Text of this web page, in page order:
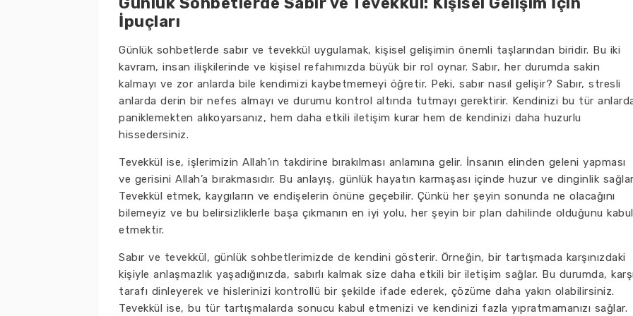
İpuçları
Günlük sohbetlerde sabır ve tevekkül uygulamak, kişisel gelişimin önemli taşlarından biridir. Bu iki
kavram, insan ilişkilerinde ve kişisel refahımızda büyük bir rol oynar. Sabır, her durumda sakin
kalmayı ve zor anlarda bile kendimizi kaybetmemeyi öğretir. Peki, sabır nasıl gelişir? Sabır, stresli
anlarda derin bir nefes almayı ve durumu kontrol altında tutmayı gerektirir. Kendinizi bu tür
paniklemekten alıkoyarsanız, hem daha etkili iletişim kurar hem de kendinizi daha huzurlu
hissedersiniz.
Tevekkül ise, işlerimizin Allah’ın takdirine bırakılması anlamına gelir. İnsanın elinden geleni yapması
ve gerisini Allah’a bırakmasıdır. Bu anlayış, günlük hayatın karmaşası içinde huzur ve dinginlik
Tevekkül etmek, kaygıların ve endişelerin önüne geçebilir. Çünkü her şeyin sonunda ne olacağını
bilemeyiz ve bu belirsizliklerle başa çıkmanın en iyi yolu, her şeyin bir plan dahilinde olduğunu kabul
etmektir.
Sabır ve tevekkül, günlük sohbetlerimizde de kendini gösterir. Örneğin, bir tartışmada karşınızdaki
kişiyle anlaşmazlık yaşadığınızda, sabırlı kalmak size daha etkili bir iletişim sağlar. Bu durumda,
tarafı dinleyerek ve hislerinizi kontrollü bir şekilde ifade ederek, çözüme daha yakın olabilirsiniz.
Tevekkül ise, bu tür tartışmalarda sonucu kabul etmenizi ve kendinizi fazla yıpratmamanızı sağlar.